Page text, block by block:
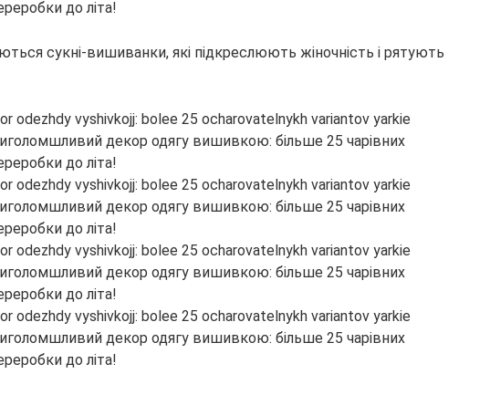
сукні-вишиванки, які підкреслюють жіночність і рятують